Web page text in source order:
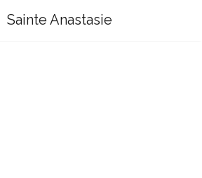
Sainte Anastasie